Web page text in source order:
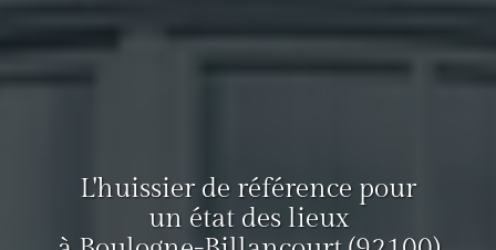
L'huissier de référence pour
un état des lieux